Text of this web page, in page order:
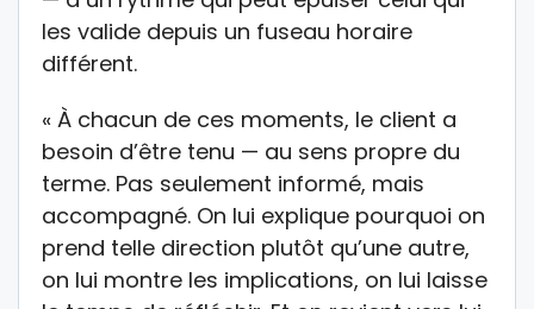
les valide depuis un fuseau horaire
différent.
« À chacun de ces moments, le client a
besoin d’être tenu — au sens propre du
terme. Pas seulement informé, mais
accompagné. On lui explique pourquoi on
prend telle direction plutôt qu’une autre,
on lui montre les implications, on lui laisse